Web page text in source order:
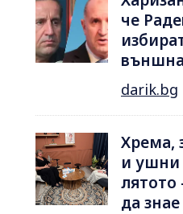
че
darik.bg
Хрема,
и ушни
лятотo
да